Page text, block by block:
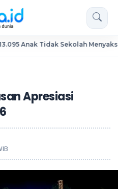
Sekolah Menyaksikan
Apresiasi